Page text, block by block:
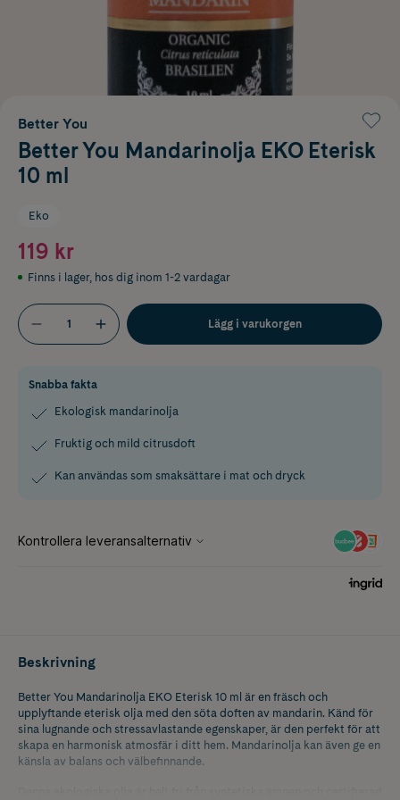
Better You
Better You Mandarinolja EKO Eterisk
10 ml
Eko
119 kr
Finns i lager, hos dig inom 1-2 vardagar
Lägg i varukorgen
Snabba fakta
Ekologisk mandarinolja
Fruktig och mild citrusdoft
Kan användas som smaksättare i mat och dryck
Beskrivning
Better You Mandarinolja EKO Eterisk 10 ml är en fräsch och
upplyftande eterisk olja med den söta doften av mandarin. Känd för
sina lugnande och stressavlastande egenskaper, är den perfekt för att
skapa en harmonisk atmosfär i ditt hem. Mandarinolja kan även ge en
känsla av balans och välbefinnande.